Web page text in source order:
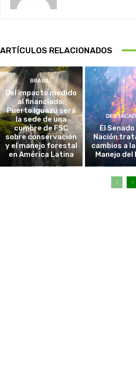
ARTÍCULOS RELACIONADOS
BRASIL
Del impacto medido
al financiado:
Puerto Iguazú será
la sede de una
cumbre de FSC
sobre conservación
y el manejo forestal
en América Latina
El
Nación
cambios a
Manejo del